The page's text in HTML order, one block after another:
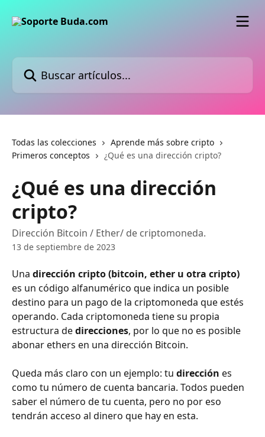
Buscar artículos...
Todas las colecciones
Aprende más sobre cripto
Primeros conceptos
¿Qué es una dirección cripto?
¿Qué es una dirección
cripto?
Dirección Bitcoin / Ether/ de criptomoneda.
13 de septiembre de 2023
Una dirección cripto (bitcoin, ether u otra cripto)
es un código alfanumérico que indica un posible
destino para un pago de la criptomoneda que estés
operando. Cada criptomoneda tiene su propia
estructura de direcciones, por lo que no es posible
abonar ethers en una dirección Bitcoin.
Queda más claro con un ejemplo: tu dirección es
como tu número de cuenta bancaria. Todos pueden
saber el número de tu cuenta, pero no por eso
tendrán acceso al dinero que hay en esta.